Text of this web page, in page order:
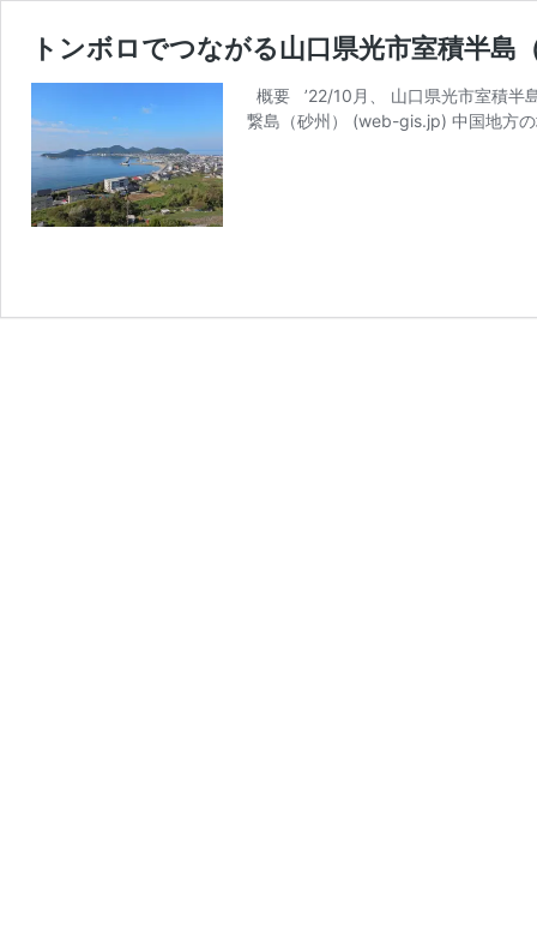
トンボロでつながる山口県光市室積半島
概要 ’22/10月、 山口県光市室積半
繋島（砂州） (web-gis.jp) 中国地